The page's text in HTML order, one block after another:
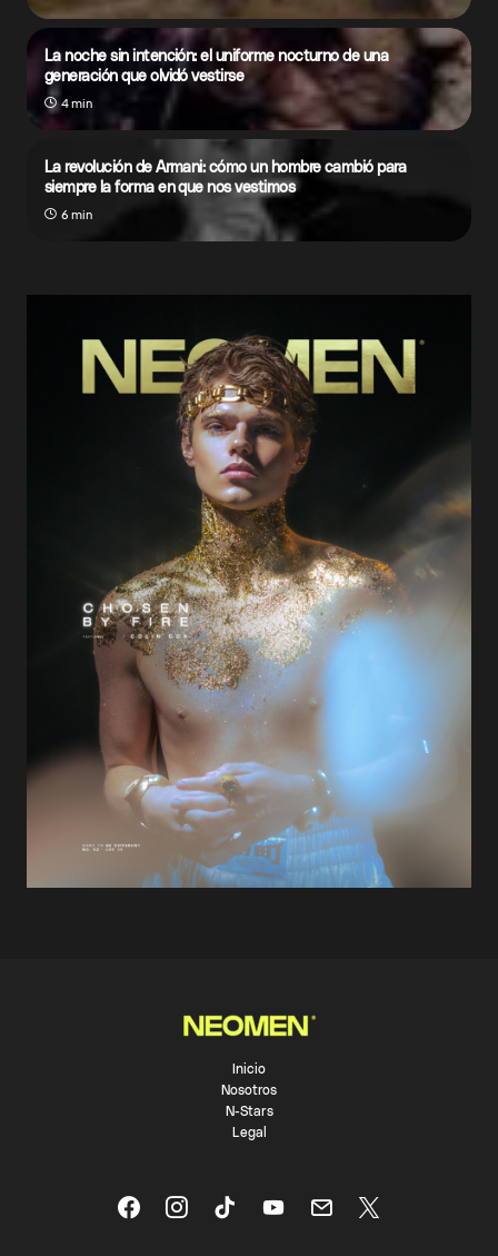
La noche sin intención: el uniforme nocturno de una
generación que olvidó vestirse
4 min
La revolución de Armani: cómo un hombre cambió para
siempre la forma en que nos vestimos
6 min
Inicio
Nosotros
N-Stars
Legal